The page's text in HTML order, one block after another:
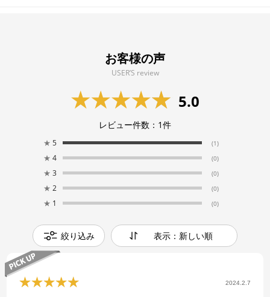
お客様の声
USER’S review
5.0
レビュー件数： 1件
★ 5 (1)
★ 4 (0)
★ 3 (0)
★ 2 (0)
★ 1 (0)
絞り込み 表示：新しい順
2024.2.7